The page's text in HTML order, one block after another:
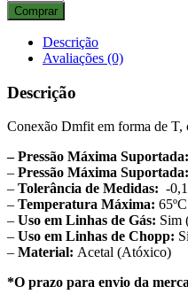
T
2tubos
macho
1/4
quantidade
Comprar
Descrição
Avaliações (0)
Descrição
Conexão Dmfit em forma de T,
– Pressão Máxima Suportada:
– Pressão Máxima Suportada:
– Tolerância de Medidas: -
– Temperatura Máxima:
– Uso em Linhas de Gás: Sim
– Uso em Linhas de Chopp:
– Material: Acetal (Atóxico)
*O prazo para envio da